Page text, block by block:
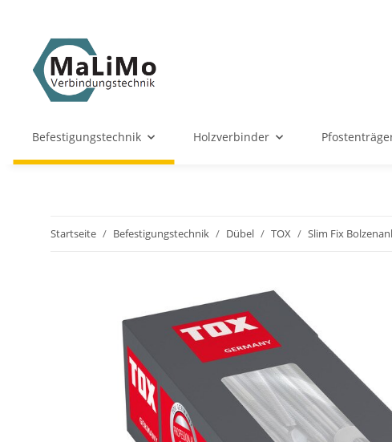
Befestigungstechnik Holzverbinder
Startseite Befestigungstechnik Dübel TOX Slim Fix